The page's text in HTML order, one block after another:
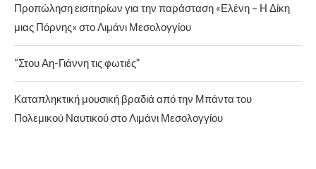
Προπώληση εισιτηρίων για την παράσταση «Ελένη – Η Δίκη
μιας Πόρνης» στο Λιμάνι Μεσολογγίου
“Στου Αη-Γιάννη τις φωτιές”
Καταπληκτική μουσική βραδιά από την Μπάντα του
Πολεμικού Ναυτικού στο Λιμάνι Μεσολογγίου